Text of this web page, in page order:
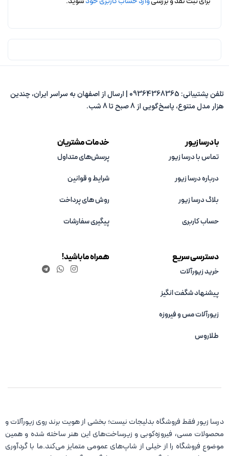
تلفن پشتیبانی: 09364368365 | ارسال از اصفهان به سراسر ایران، چندین
هزار مدل متنوع، پاسخ‌گویی از 8 صبح تا 8 شب.
با درسا زیور
تماس با درسا زیور
درباره درسا زیور
بلاگ درسا زیور
حساب کاربری
خدمات مشتریان
پرسش‌های متداول
شرایط و قوانین
روش های پرداخت
پیگیری سفارشات
دسترسی سریع
خرید زیورآلات
پیشنهاد شگفت انگیز
زیورآلات مس و فیروزه‌
طلاروس
همراه ما باشید!
درسا زیور فقط فروشگاه بدلیجات نیست؛ بخشی از هویت برند روی زیورآلات و
محصولات مسی، فیروزه‌کوبی و زیرساخت‌های این هنر ساخته شده و همین
موضوع فروشگاه را از خیلی از شاپ‌های عمومی متمایز می‌کند.ما با گردآوری